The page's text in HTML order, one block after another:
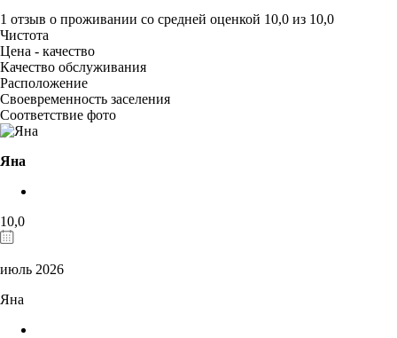
1 отзыв о проживании со средней оценкой 10,0 из 10,0
Чистота
Цена - качество
Качество обслуживания
Расположение
Своевременность заселения
Соответствие фото
Яна
10,0
июль 2026
Яна